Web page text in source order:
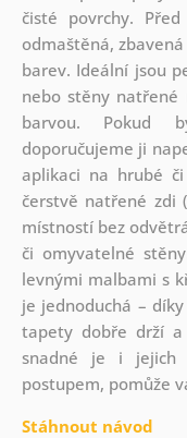
čisté povrchy.
odmaštěná,
barev. Ideální jsou
nebo stěny
barvou. Pokud
doporučujeme ji
aplikaci na hrubé
čerstvě natřené zdi
místností bez
či omyvatelné
levnými malbami s
je jednoduchá –
tapety dobře drží a
snadné je i jejich
postupem, pomůže
Stáhnout návod